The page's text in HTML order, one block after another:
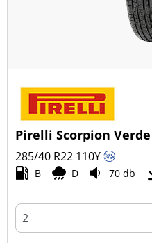
Pirelli Scorpion
285/40 R22 110Y
B D 70 db